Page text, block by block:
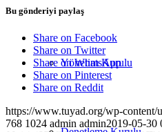
Yönetim Kurulu
Bu gönderiyi paylaş
Share on Facebook
Share on Twitter
Share on WhatsApp
Share on Pinterest
Share on Reddit
https://www.tuyad.org/wp-
768 1024 admin admin2019-05-30